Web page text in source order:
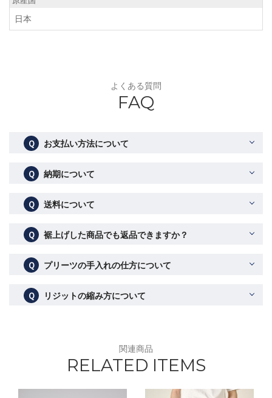
日本
よくある質問
FAQ
Ｑ お支払い方法について
Ｑ 納期について
Ｑ 送料について
Ｑ 裾上げした商品でも返品できますか？
Ｑ プリーツの手入れの仕方について
Ｑ リジットの縮み方について
関連商品
RELATED ITEMS